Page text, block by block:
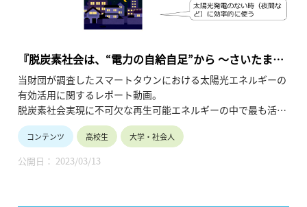
『脱炭素社会は、“電力の自給自足”から ～さいたま市
浦和美園地区にみる太陽光エネルギーの活用～』
当財団が調査したスマートタウンにおける太陽光エネルギーの
有効活用に関するレポート動画。
脱炭素社会実現に不可欠な再生可能エネルギーの中で最も活用
が進む太陽光発電の特徴や現状、さいたま市浦和美園地区のス
マートタウンの事例等を踏まえ、今後の有効な導入形態や課題
について紐解きます。（令和4年9月公開、14分50秒）
コンテンツ 高校生 大学・社会人
公開日： 2023/03/13